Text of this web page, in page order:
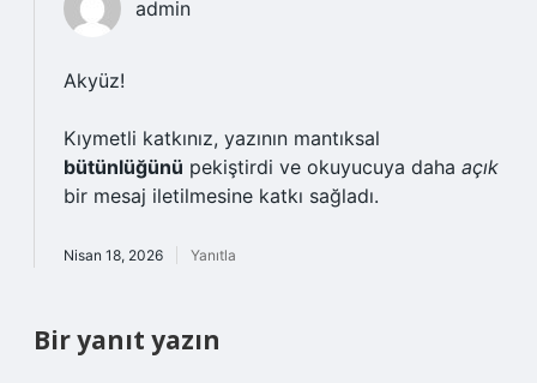
admin
Akyüz!
Kıymetli katkınız, yazının mantıksal
bütünlüğünü pekiştirdi ve okuyucuya daha açık
bir mesaj iletilmesine katkı sağladı.
Nisan 18, 2026 Yanıtla
Bir yanıt yazın